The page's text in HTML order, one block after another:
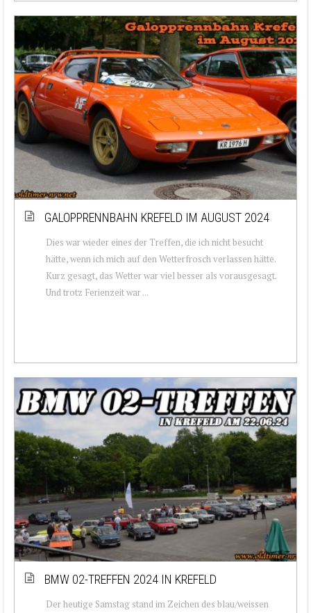
GALOPPRENNBAHN KREFELD IM AUGUST 2024
Dies war wieder eines der Treffen, die ich nicht besucht
hätte, wenn ich mich auf den Wetterfrosch verlassen hätte.
Kurz gesagt, das Wetter war viel besser als vorausgesagt.
Und trotz Ferienzeit war ...
BMW 02-TREFFEN 2024 IN KREFELD
Der heutige Samstag stand im Zeichen des blau/weissen